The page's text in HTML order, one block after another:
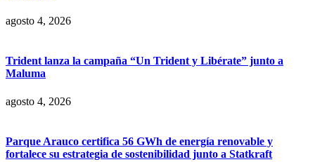
agosto 4, 2026
Trident lanza la campaña “Un Trident y Libérate” junto a
Maluma
agosto 4, 2026
Parque Arauco certifica 56 GWh de energía renovable y
fortalece su estrategia de sostenibilidad junto a Statkraft